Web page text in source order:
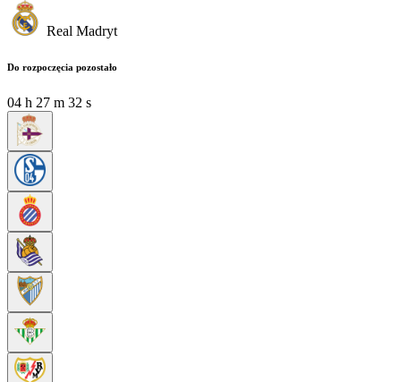
Real Madryt
Do rozpoczęcia pozostało
04 h 27 m 30 s